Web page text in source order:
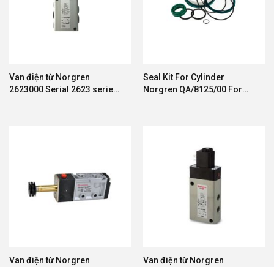
Van điện từ Norgren
2623000 Serial 2623 series
Seal Kit For Cylinder
Norgren QA/8125/00 For
Van điện từ Norgren
Van điện từ Norgren